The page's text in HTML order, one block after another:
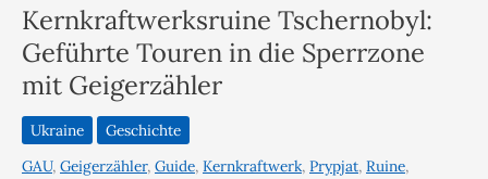
Kernkraftwerksruine Tschernobyl:
Geführte Touren in die Sperrzone
mit Geigerzähler
Ukraine
Geschichte
GAU, Geigerzähler, Guide, Kernkraftwerk, Prypjat, Ruine,